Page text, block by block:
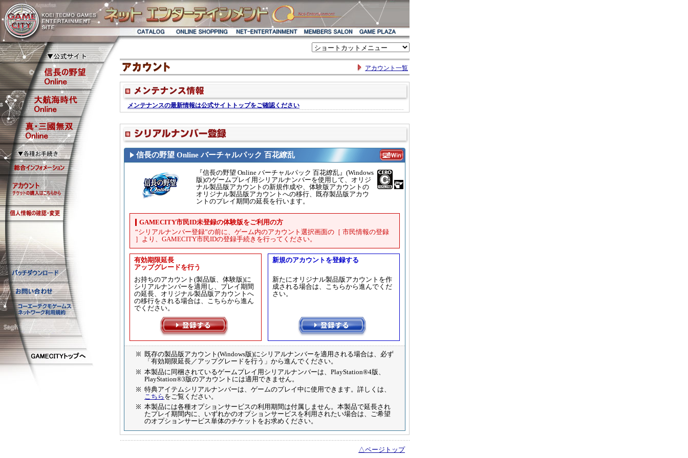
アカウント一覧
信長の野望 Online バーチャルパック 百花繚乱
『信長の野望 Online バーチャルパック 百花繚乱』(Windows
版)のゲームプレイ用シリアルナンバーを使用して、オリジ
ナル製品版アカウントの新規作成や、体験版アカウントの
オリジナル製品版アカウントへの移行、既存製品版アカウ
ントのプレイ期間の延長を行います。
GAMECITY市民ID未登録の体験版をご利用の方
“シリアルナンバー登録”の前に、ゲーム内のアカウント選択画面の［ 市民情報の登録
］より、GAMECITY市民IDの登録手続きを行ってください。
有効期限延長
アップグレードを行う
お持ちのアカウント(製品版、体験版)に
シリアルナンバーを適用し、プレイ期間
の延長、オリジナル製品版アカウントへ
の移行をされる場合は、こちらから進ん
でください。
新規のアカウントを登録する
新たにオリジナル製品版アカウントを作
成される場合は、こちらから進んでくだ
さい。
既存の製品版アカウント(Windows版)にシリアルナンバーを適用される場合は、必ず
「有効期限延長／アップグレードを行う」から進んでください。
本製品に同梱されているゲームプレイ用シリアルナンバーは、PlayStation®4版、
PlayStation®3版のアカウントには適用できません。
特典アイテムシリアルナンバーは、ゲームのプレイ中に使用できます。詳しくは、
こちら をご覧ください。
本製品には各種オプションサービスの利用期間は付属しません。本製品で延長され
たプレイ期間内に、いずれかのオプションサービスを利用されたい場合は、ご希望
のオプションサービス単体のチケットをお求めください。
△ページトップ